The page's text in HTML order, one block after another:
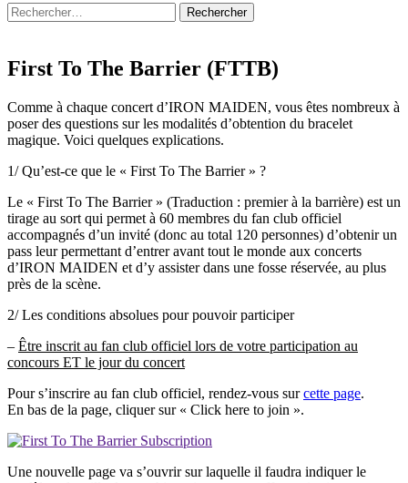
Rechercher :
First To The Barrier (FTTB)
Comme à chaque concert d’IRON MAIDEN, vous êtes nombreux à
poser des questions sur les modalités d’obtention du bracelet
magique. Voici quelques explications.
1/ Qu’est-ce que le « First To The Barrier » ?
Le « First To The Barrier » (Traduction : premier à la barrière) est un
tirage au sort qui permet à 60 membres du fan club officiel
accompagnés d’un invité (donc au total 120 personnes) d’obtenir un
pass leur permettant d’entrer avant tout le monde aux concerts
d’IRON MAIDEN et d’y assister dans une fosse réservée, au plus
près de la scène.
2/ Les conditions absolues pour pouvoir participer
– Être inscrit au fan club officiel lors de votre participation au
concours ET le jour du concert
Pour s’inscrire au fan club officiel, rendez-vous surcette page.
En bas de la page, cliquer sur « Click here to join ».
Une nouvelle page va s’ouvrir sur laquelle il faudra indiquer le